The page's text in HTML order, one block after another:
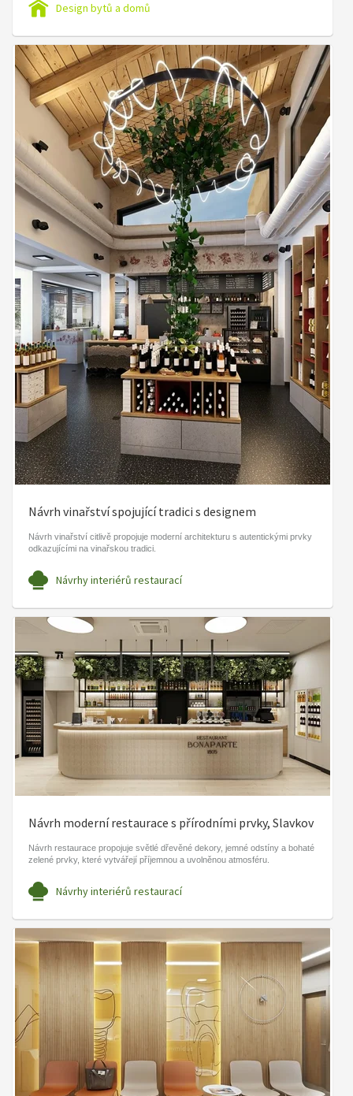
Design bytů a domů
Návrh vinařství spojující tradici s designem
Návrh vinařství citlivě propojuje moderní architekturu s autentickými prvky
odkazujícími na vinařskou tradici.
Návrhy interiérů restaurací
Návrh moderní restaurace s přírodními prvky, Slavkov
Návrh restaurace propojuje světlé dřevěné dekory, jemné odstíny a bohaté
zelené prvky, které vytvářejí příjemnou a uvolněnou atmosféru.
Návrhy interiérů restaurací